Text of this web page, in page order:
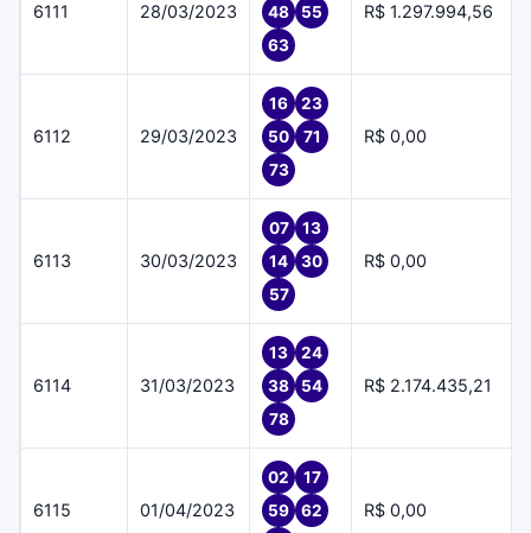
6111 28/03/2023
48
55
63
R$ 1.297.994,56
6112 29/03/2023
16
23
50
71
73
R$ 0,00
6113 30/03/2023
07
13
14
30
57
R$ 0,00
6114 31/03/2023
13
24
38
54
78
R$ 2.174.435,21
6115 01/04/2023
02
17
59
62
R$ 0,00